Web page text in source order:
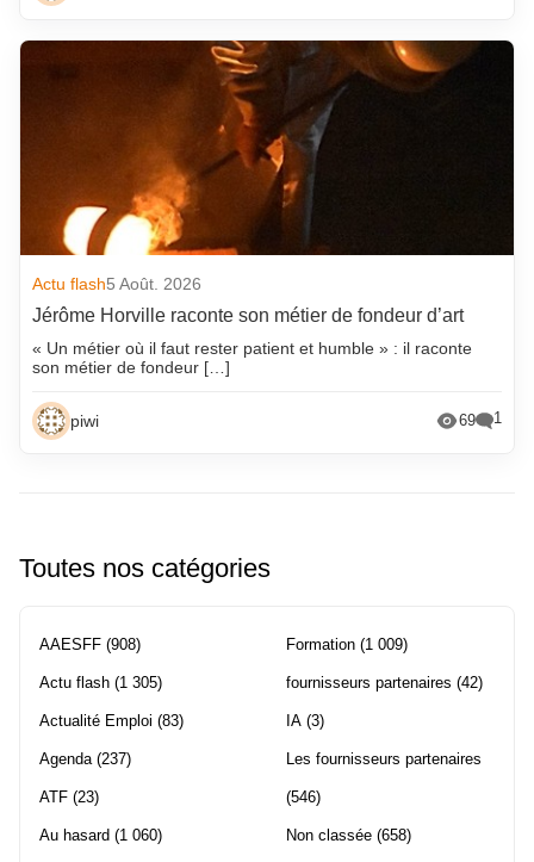
Actu flash5 Août. 2026
Jérôme Horville raconte son métier de fondeur d’art
« Un métier où il faut rester patient et humble » : il raconte
son métier de fondeur […]
piwi 69 1
Toutes nos catégories
AAESFF (908)
Actu flash (1 305)
Actualité Emploi (83)
Agenda (237)
ATF (23)
Au hasard (1 060)
Formation (1 009)
fournisseurs partenaires (42)
IA (3)
Les fournisseurs partenaires
(546)
Non classée (658)